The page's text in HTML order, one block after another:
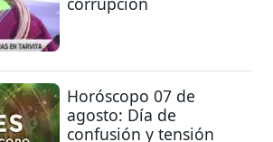
Horóscopo 07 de
agosto: Día de
confusión y tensión